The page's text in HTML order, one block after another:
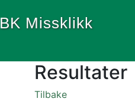
BK Missklikk
Resultater
Tilbake